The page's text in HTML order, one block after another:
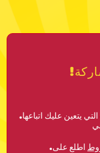
.ستتلقى بريدًا إلكترونيًا قريبًا يتضمن الخطوات التي يتعين عليك اتباعها
اطلع على